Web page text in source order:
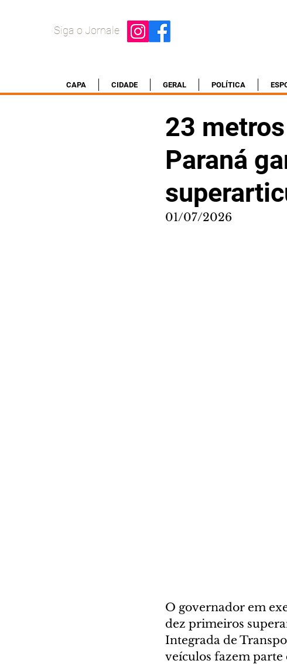
Siga o Jornale
CAPA CIDADE GERAL POLÍTICA
23
Paraná
01/07/2026
O governador em
dez primeiros
Integrada de
veículos fazem parte